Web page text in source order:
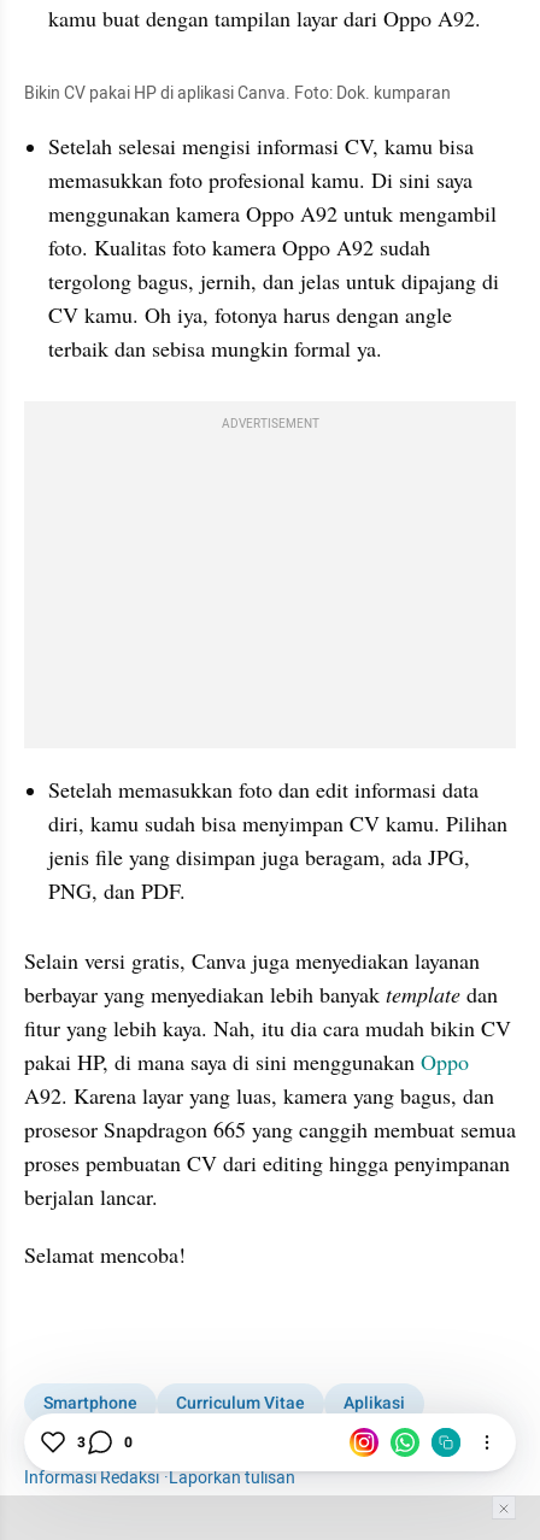
kamu buat dengan tampilan layar dari Oppo A92.
Bikin CV pakai HP di aplikasi Canva. Foto: Dok. kumparan
memasukkan foto profesional kamu. Di sini saya
menggunakan kamera Oppo A92 untuk mengambil
foto. Kualitas foto kamera Oppo A92 sudah
tergolong bagus, jernih, dan jelas untuk dipajang di
CV kamu. Oh iya, fotonya harus dengan angle
terbaik dan sebisa mungkin formal ya.
ADVERTISEMENT
Setelah memasukkan foto dan edit informasi data
diri, kamu sudah bisa menyimpan CV kamu. Pilihan
jenis file yang disimpan juga beragam, ada JPG
PNG, dan PDF.
Selain versi gratis, Canva juga menyediakan layanan
berbayar yang menyediakan lebih banyak template dan
fitur yang lebih kaya. Nah, itu dia cara mudah bikin CV
pakai HP, di mana saya di sini menggunakan Oppo
A92. Karena layar yang luas, kamera yang bagus, dan
prosesor Snapdragon 665 yang canggih membuat semua
proses pembuatan CV dari editing hingga penyimpanan
berjalan lancar.
Selamat mencoba!
Smartphone Curriculum Vitae
Aplikasi
Teknologi
Informasi Redaksi·Laporkan tulisan
3 0